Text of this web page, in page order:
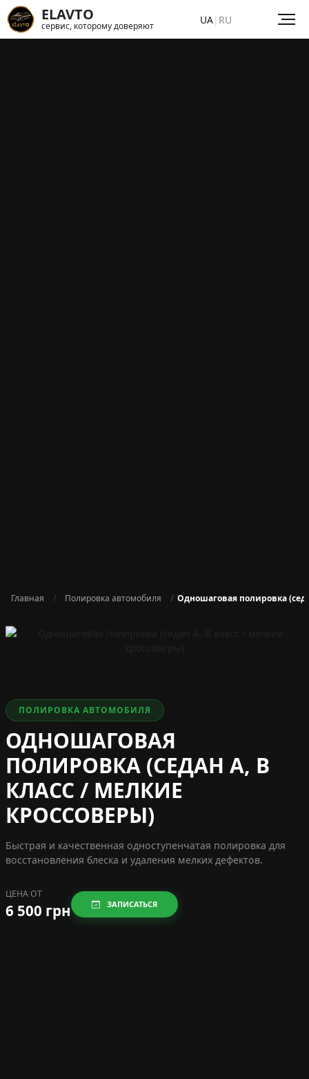
ELAVTO
сервис, которому доверяют UA| RU
Главная Полировка автомобиля Одношаговая полировка
ПОЛИРОВКА АВТОМОБИЛЯ
ОДНОШАГОВАЯ
ПОЛИРОВКА (СЕДАН A, B
КЛАСС / МЕЛКИЕ
КРОССОВЕРЫ)
Быстрая и качественная одноступенчатая полировка для
восстановления блеска и удаления мелких дефектов.
ЦЕНА ОТ
6 500 грн ЗАПИСАТЬСЯ